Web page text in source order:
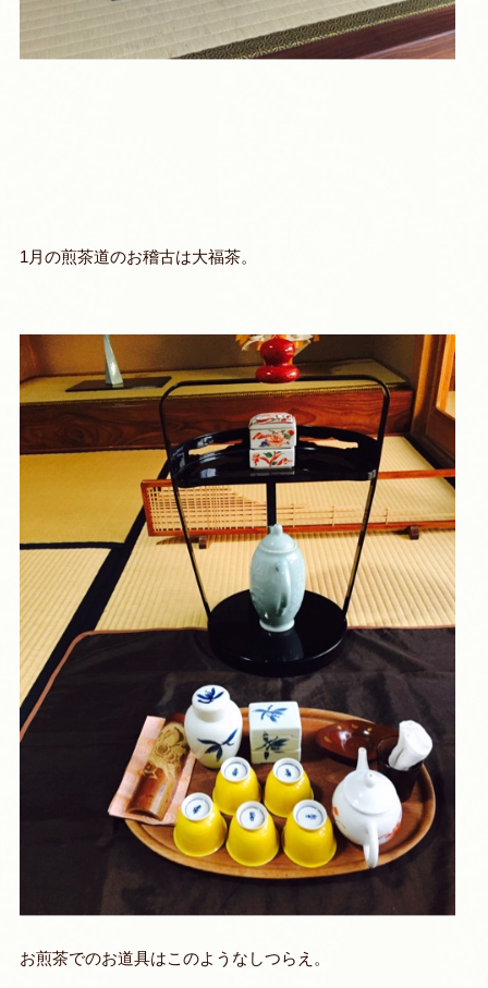
1月の煎茶道のお稽古は大福茶。
お煎茶でのお道具はこのようなしつらえ。